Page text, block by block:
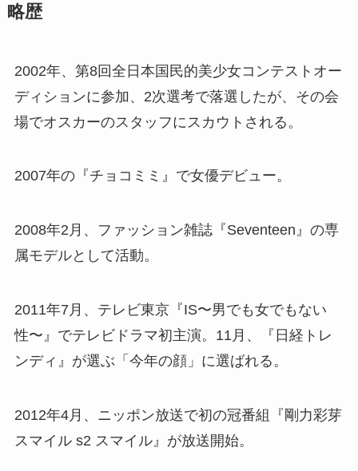
略歴
2002年、第8回全日本国民的美少女コンテストオー
ディションに参加、2次選考で落選したが、その会
場でオスカーのスタッフにスカウトされる。
2007年の『チョコミミ』で女優デビュー。
2008年2月、ファッション雑誌『Seventeen』の専
属モデルとして活動。
2011年7月、テレビ東京『IS〜男でも女でもない
性〜』でテレビドラマ初主演。11月、『日経トレ
ンディ』が選ぶ「今年の顔」に選ばれる。
2012年4月、ニッポン放送で初の冠番組『剛力彩芽
スマイル s2 スマイル』が放送開始。